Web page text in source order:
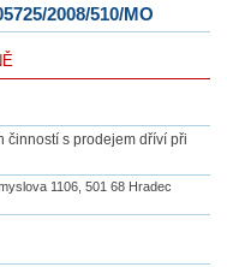
2008/510/MO
činností s prodejem dříví při
1106, 501 68 Hradec